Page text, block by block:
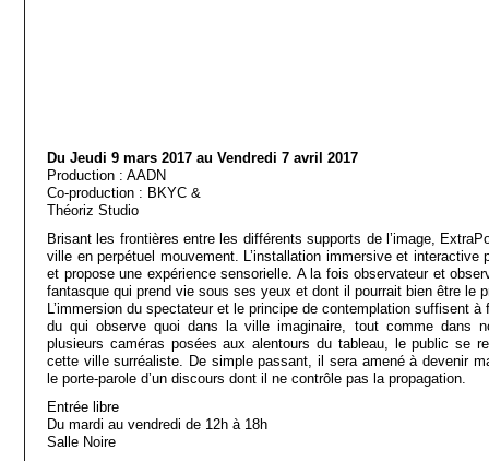
Du Jeudi 9 mars 2017 au Vendredi 7 avril 2017
Production : AADN
Co-production : BKYC &
Théoriz Studio
Brisant les frontières entre les différents supports de l’image,
ville en perpétuel mouvement. L’installation immersive et interactive
et propose une expérience sensorielle. A la fois observateur et
fantasque qui prend vie sous ses yeux et dont il pourrait bien être le
L’immersion du spectateur et le principe de contemplation suffisent
du qui observe quoi dans la ville imaginaire, tout comme dans
plusieurs caméras posées aux alentours du tableau, le public se
cette ville surréaliste. De simple passant, il sera amené à devenir
le porte-parole d’un discours dont il ne contrôle pas la propagation.
Entrée libre
Du mardi au vendredi de 12h à 18h
Salle Noire